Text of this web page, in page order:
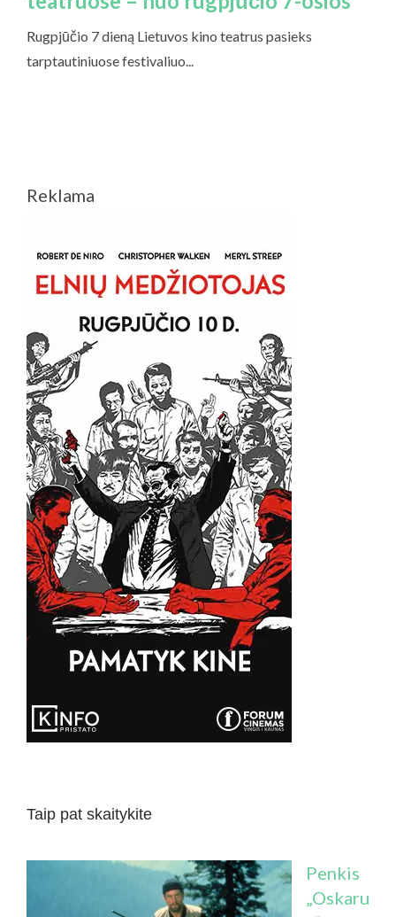
Reklama
Taip pat skaitykite
Penkis
„Oskaru